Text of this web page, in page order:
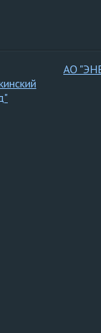
АО